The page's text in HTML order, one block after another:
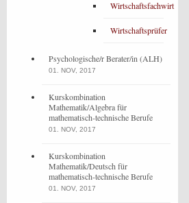
Wirtschaftsfachwirt
Wirtschaftsprüfer
Psychologische/r Berater/in (ALH)
01. NOV, 2017
Kurskombination
Mathematik/Algebra für
mathematisch-technische Berufe
01. NOV, 2017
Kurskombination
Mathematik/Deutsch für
mathematisch-technische Berufe
01. NOV, 2017